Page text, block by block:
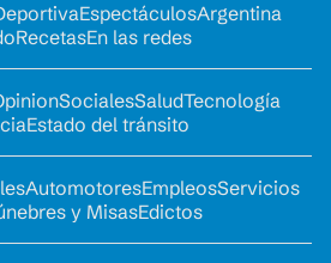
EspectáculosArgentina
RecetasEn las redes
SocialesSaludTecnología
Estado del tránsito
AutomotoresEmpleosServicios
y MisasEdictos